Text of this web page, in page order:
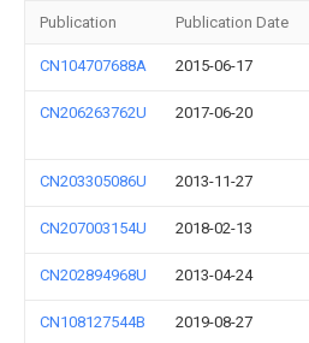
Publication Publication Date
CN104707688A 2015-06-17
CN206263762U 2017-06-20
CN203305086U 2013-11-27
CN207003154U 2018-02-13
CN202894968U 2013-04-24
CN108127544B 2019-08-27